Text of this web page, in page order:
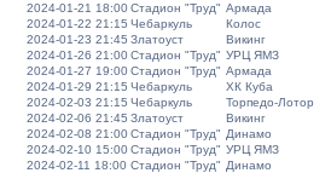
2024-01-21 18:00Стадион "Труд" Армада
2024-01-22 21:15 Чебаркуль Колос
2024-01-23 21:45 Златоуст Викинг
2024-01-26 21:00Стадион "Труд" УРЦ ЯМЗ
2024-01-27 19:00Стадион "Труд" Армада
2024-01-29 21:15 Чебаркуль ХК Куба
2024-02-03 21:15 Чебаркуль Торпедо-Лотор
2024-02-06 21:45 Златоуст Викинг
2024-02-08 21:00Стадион "Труд" Динамо
2024-02-10 15:00Стадион "Труд" УРЦ ЯМЗ
2024-02-11 18:00 Стадион "Труд" Динамо